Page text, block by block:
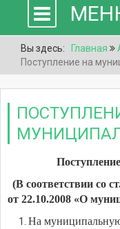
Вы здесь: Главная
Поступление на
(В соответствии со
от 22.10.2008 «О
На муниципальную